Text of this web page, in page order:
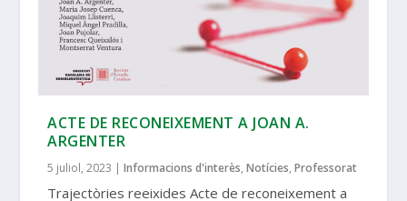
ACTE DE RECONEIXEMENT A JOAN A.
ARGENTER
5 juliol, 2023 |Informacions d'interès,Notícies,Professorat
Trajectòries reeixides Acte de reconeixement a